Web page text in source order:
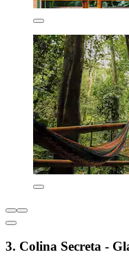
3. Colina Secreta -